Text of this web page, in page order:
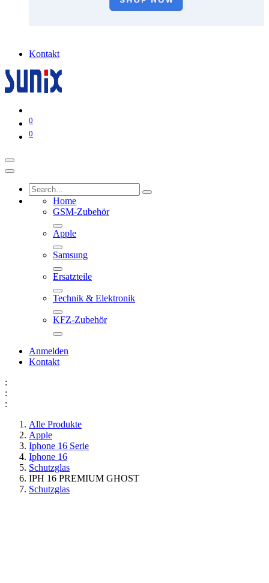
Kontakt
0
0
Home
GSM-Zubehör
Apple
Samsung
Ersatzteile
Technik & Elektronik
KFZ-Zubehör
Anmelden
Kontakt
:
:
:
Alle Produkte
Apple
Iphone 16 Serie
Iphone 16
Schutzglas
IPH 16 PREMIUM GHOST
Schutzglas